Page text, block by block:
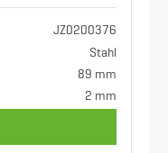
JZ0200376
Stahl
89 mm
2 mm